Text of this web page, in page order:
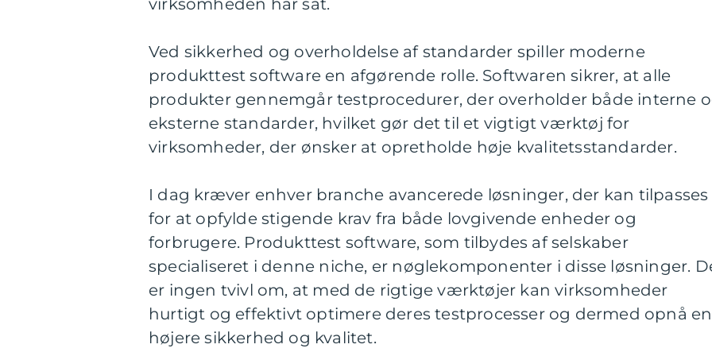
Ved sikkerhed og overholdelse af standarder spiller moderne
produkttest software en afgørende rolle. Softwaren sikrer, at alle
produkter gennemgår testprocedurer, der overholder både interne
eksterne standarder, hvilket gør det til et vigtigt værktøj for
virksomheder, der ønsker at opretholde høje kvalitetsstandarder.
I dag kræver enhver branche avancerede løsninger, der kan tilpasses
for at opfylde stigende krav fra både lovgivende enheder og
forbrugere. Produkttest software, som tilbydes af selskaber
specialiseret i denne niche, er nøglekomponenter i disse løsninger.
er ingen tvivl om, at med de rigtige værktøjer kan virksomheder
hurtigt og effektivt optimere deres testprocesser og dermed opnå en
højere sikkerhed og kvalitet.